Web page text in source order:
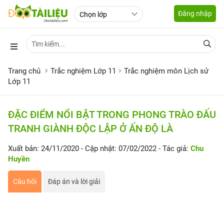
Đăng nhập
Trang chủ Trắc nghiệm Lớp 11
Trắc nghiệm môn Lịch sử
Lớp 11
ĐẶC ĐIỂM NỔI BẬT TRONG PHONG TRÀO ĐẤU
TRANH GIÀNH ĐỘC LẬP Ở ẤN ĐỘ LÀ
Xuất bản: 24/11/2020 - Cập nhật: 07/02/2022 - Tác giả: Chu
Huyền
Câu hỏi Đáp án và lời giải